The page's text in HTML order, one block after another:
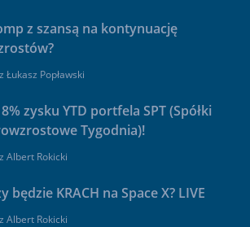
z szansą na kontynuację
Łukasz Popławski
zysku YTD portfela SPT (Spółki
Tygodnia)!
Albert Rokicki
będzie KRACH na Space X? LIVE
Albert Rokicki